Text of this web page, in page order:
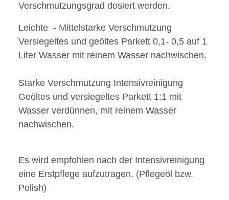
Verschmutzungsgrad dosiert werden.
Leichte - Mittelstarke Verschmutzung
Versiegeltes und geöltes Parkett 0,1- 0,5 auf 1
Liter Wasser mit reinem Wasser nachwischen.
Starke Verschmutzung Intensivreinigung
Geöltes und versiegeltes Parkett 1:1 mit
Wasser verdünnen, mit reinem Wasser
nachwischen.
Es wird empfohlen nach der Intensivreinigung
eine Erstpflege aufzutragen. (Pflegeöl bzw.
Polish)